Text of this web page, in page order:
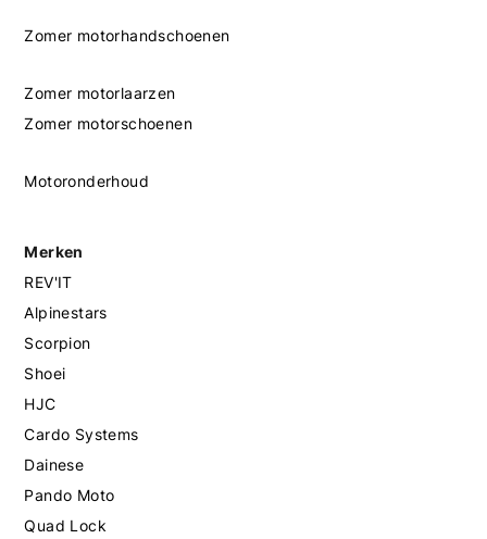
Zomer motorhandschoenen
Zomer motorlaarzen
Zomer motorschoenen
Motoronderhoud
Merken
REV'IT
Alpinestars
Scorpion
Shoei
HJC
Cardo Systems
Dainese
Pando Moto
Quad Lock